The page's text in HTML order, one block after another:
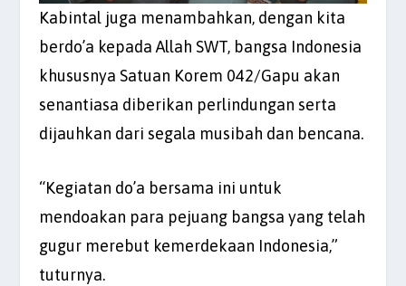
Kabintal juga menambahkan, dengan kita
berdo’a kepada Allah SWT, bangsa Indonesia
khususnya Satuan Korem 042/Gapu akan
senantiasa diberikan perlindungan serta
dijauhkan dari segala musibah dan bencana.
“Kegiatan do’a bersama ini untuk
mendoakan para pejuang bangsa yang telah
gugur merebut kemerdekaan Indonesia,”
tuturnya.